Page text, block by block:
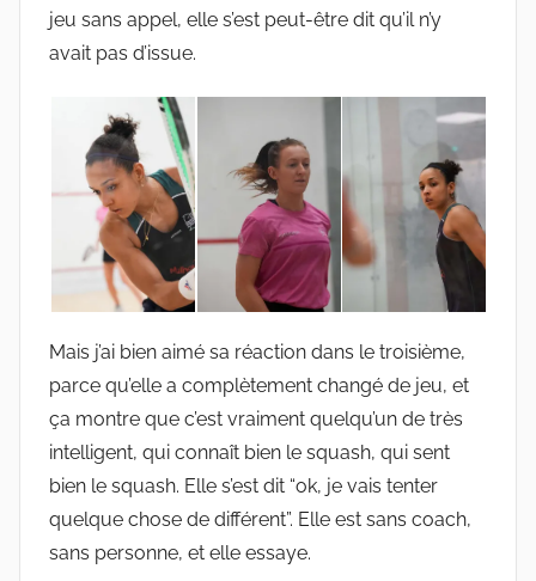
jeu sans appel, elle s’est peut-être dit qu’il n’y
avait pas d’issue.
Mais j’ai bien aimé sa réaction dans le troisième,
parce qu’elle a complètement changé de jeu, et
ça montre que c’est vraiment quelqu’un de très
intelligent, qui connaît bien le squash, qui sent
bien le squash. Elle s’est dit “ok, je vais tenter
quelque chose de différent”. Elle est sans coach,
sans personne, et elle essaye.